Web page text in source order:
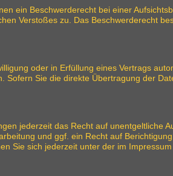
ein Beschwerderecht bei einer
Verstoßes zu. Das Beschwerderecht
oder in Erfüllung eines Vertrags
Sie die direkte Übertragung der
jederzeit das Recht auf unentgeltliche
und ggf. ein Recht auf
Sie sich jederzeit unter der im